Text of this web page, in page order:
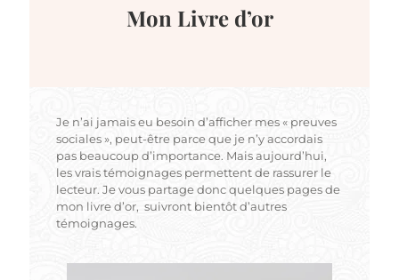
Mon Livre d’or
Je n’ai jamais eu besoin d’afficher mes « preuves
sociales », peut-être parce que je n’y accordais
pas beaucoup d’importance. Mais aujourd’hui,
les vrais témoignages permettent de rassurer le
lecteur. Je vous partage donc quelques pages de
mon livre d’or, suivront bientôt d’autres
témoignages.